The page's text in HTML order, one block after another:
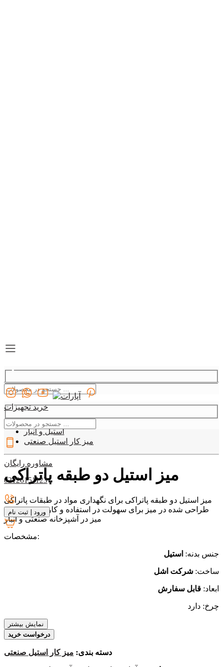
خرید تجهیزات
09127907330
مشاوره رایگان
02126151123
ورود | ثبت نام
دسته بندی
استیل و انبار
میز کار استیل صنعتی
میز استیل دو طبقه پاتراکی
میز استیل دو طبقه پاتراکی برای نگهداری مواد در طبقات پاتراکی
طراحی شده در میز برای سهولت در استفاده و کاربردی تر شدن
میز در آشپزخانه صنعتی و انبار
مشخصات:
جنس بدنه: استیل
ساخت: شرکت اشل
ابعاد: قابل سفارش
چرخ: دارد
نمایش بیشتر
درخواست خرید
دسته بندی: میز کار استیل صنعتی